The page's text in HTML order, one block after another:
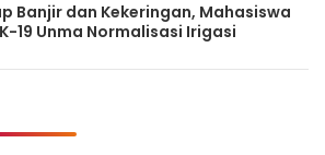
Banjir dan Kekeringan, Mahasiswa
K-19 Unma Normalisasi Irigasi